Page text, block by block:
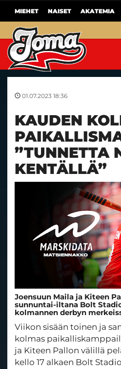
MIEHET NAISET AKATEMIA
01.07.2023 18:36
KAUDEN
”TUNNETTA
KENTÄLLÄ”
Joensuun Maila ja Kiteen
sunnuntai-iltana Bolt
kolmannen derbyn
Viikon sisään toinen ja
kolmas
ja Kiteen Pallon välillä
kello 17 alkaen Bolt